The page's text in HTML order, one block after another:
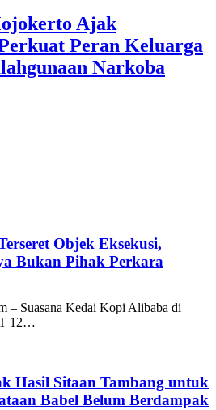
Ajak
Peran Keluarga
Narkoba
Objek Eksekusi,
Bukan Pihak Perkara
– Suasana Kedai Kopi Alibaba di
12…
Hasil Sitaan Tambang untuk
Babel Belum Berdampak